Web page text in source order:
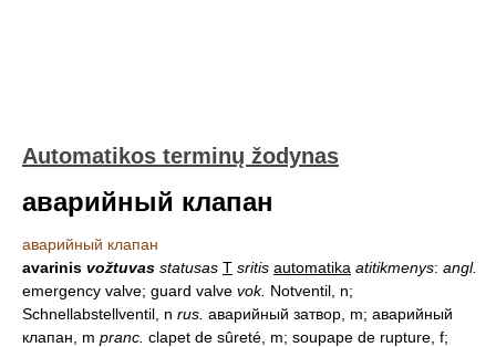
Automatikos terminų žodynas
аварийный клапан
аварийный клапан
avarinis vožtuvas statusas T sritis automatika atitikmenys: angl.
emergency valve; guard valve vok. Notventil, n;
Schnellabstellventil, n rus. аварийный затвор, m; аварийный
клапан, m pranc. clapet de sûreté, m; soupape de rupture, f;